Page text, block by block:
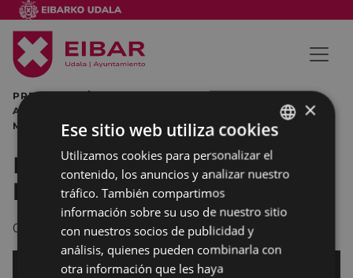
PRESENTACIÓN EIBAR MIGUEL DE LOS TOYOS
AYUNTAMIENTO DE EIBAR QUINCENA DE LAS PERSONAS
MAYORES
Presentación Quincena de
las personas mayores
09/04/2015
BASQUE
SPANISH
×
Ese sitio web utiliza cookies
Utilizamos cookies para personalizar el
contenido, los anuncios y analizar nuestro
tráfico. También compartimos
información sobre su uso de nuestro sitio
con nuestros socios de publicidad y
análisis, quienes pueden combinarla con
otra información que les haya